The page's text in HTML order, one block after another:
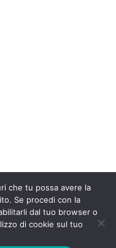
che tu possa avere la
Se procedi con la
dal tuo browser o
di cookie sul tuo